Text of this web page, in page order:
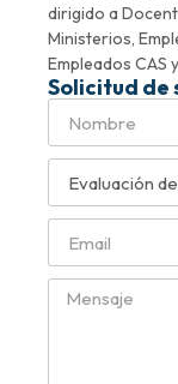
dirigido a
Ministerios,
Empleados CAS
Solicitud de